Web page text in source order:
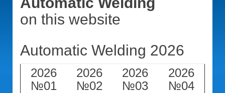
on this website
Automatic Welding 2026
2026
№01
2026
№02
2026
№03
2026
№04